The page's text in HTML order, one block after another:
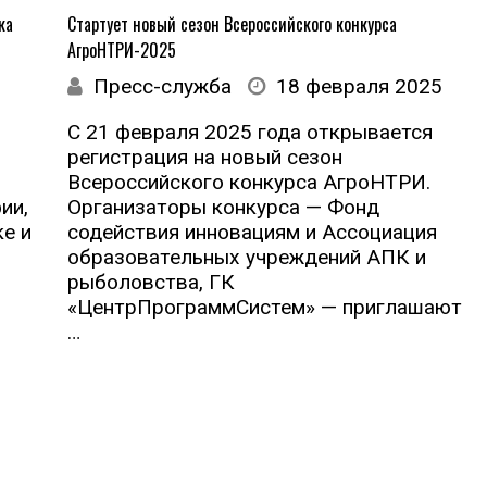
и
Стартует новый сезон Всероссийского конкурса
АгроНТРИ-2025
Пресс-служба
18 февраля 2025
С 21 февраля 2025 года открывается
регистрация на новый сезон
Всероссийского конкурса АгроНТРИ.
Организаторы конкурса — Фонд
содействия инновациям и Ассоциация
образовательных учреждений АПК и
рыболовства, ГК
«ЦентрПрограммСистем» — приглашают
…